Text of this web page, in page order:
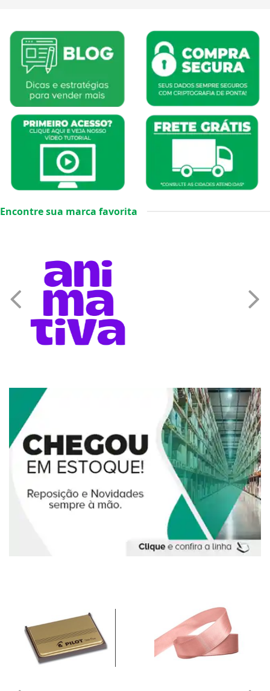
Encontre sua marca favorita